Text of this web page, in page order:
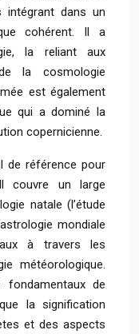
intégrant dans un
cohérent. Il a
la reliant aux
la cosmologie
est également
qui a dominé la
copernicienne.
de référence pour
couvre un large
natale (l’étude
mondiale
à travers les
météorologique.
de
la signification
et des aspects